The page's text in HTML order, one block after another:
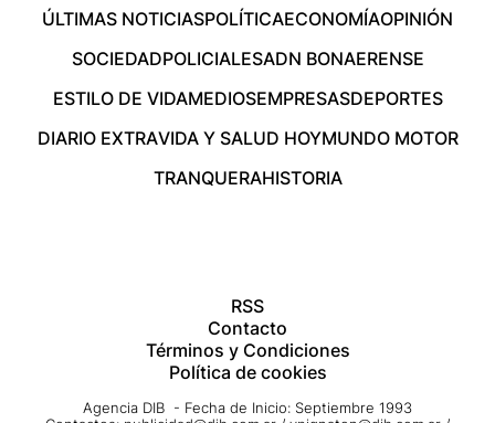
ÚLTIMAS NOTICIASPOLÍTICAECONOMÍAOPINIÓN
SOCIEDADPOLICIALESADN BONAERENSE
ESTILO DE VIDAMEDIOSEMPRESASDEPORTES
DIARIO EXTRAVIDA Y SALUD HOYMUNDO MOTOR
TRANQUERAHISTORIA
RSS
Contacto
Términos y Condiciones
Política de cookies
Agencia DIB - Fecha de Inicio: Septiembre 1993